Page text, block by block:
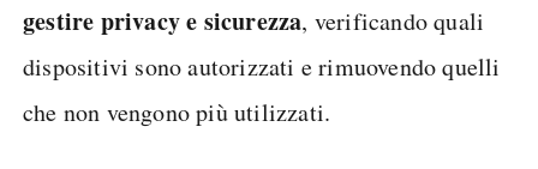
gestire privacy e sicurezza, verificando quali
dispositivi sono autorizzati e rimuovendo quelli
che non vengono più utilizzati.